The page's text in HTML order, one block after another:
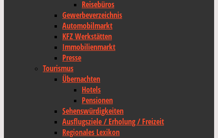
Reisebüros
Gewerbeverzeichnis
Automobilmarkt
KFZ Werkstätten
Immobilienmarkt
Presse
Tourismus
Übernachten
Hotels
Pensionen
Sehenswürdigkeiten
Ausflugsziele / Erholung / Freizeit
Regionales Lexikon